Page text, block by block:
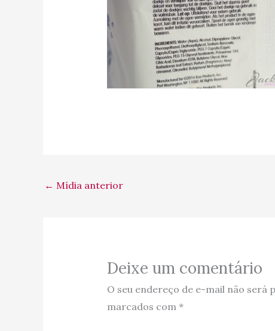
← Mídia anterior
Deixe um comentário
O seu endereço de e-mail não será
marcados com *